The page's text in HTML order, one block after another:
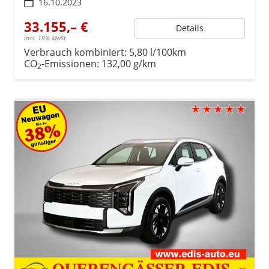
33.155,– €
incl. 19% MwSt.
Details
Verbrauch kombiniert: 5,80 l/100km
CO2-Emissionen: 132,00 g/km